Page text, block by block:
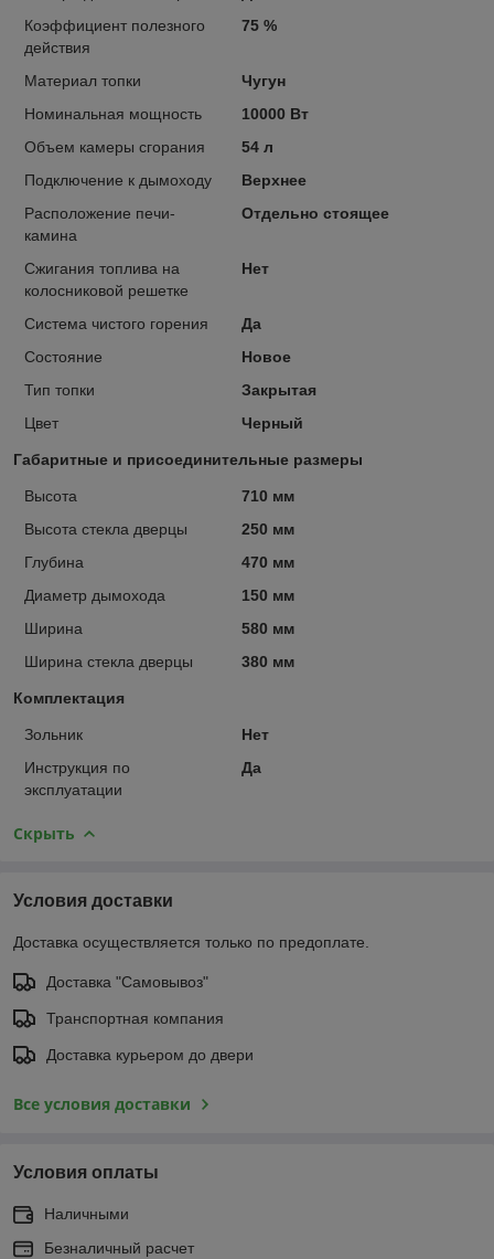
Коэффициент полезного
действия
75 %
Материал топки
Чугун
Номинальная мощность
10000 Вт
Объем камеры сгорания
54 л
Подключение к дымоходу
Верхнее
Расположение печи-
камина
Отдельно стоящее
Сжигания топлива на
колосниковой решетке
Нет
Система чистого горения
Да
Состояние
Новое
Тип топки
Закрытая
Цвет
Черный
Габаритные и присоединительные размеры
Высота
710 мм
Высота стекла дверцы
250 мм
Глубина
470 мм
Диаметр дымохода
150 мм
Ширина
580 мм
Ширина стекла дверцы
380 мм
Комплектация
Зольник
Нет
Инструкция по
эксплуатации
Да
Скрыть
Условия доставки
Доставка осуществляется только по предоплате.
Доставка "Самовывоз"
Транспортная компания
Доставка курьером до двери
Все условия доставки
Условия оплаты
Наличными
Безналичный расчет